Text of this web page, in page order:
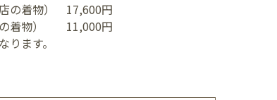
の着物） 17,600円
の着物） 11,000円
ます。